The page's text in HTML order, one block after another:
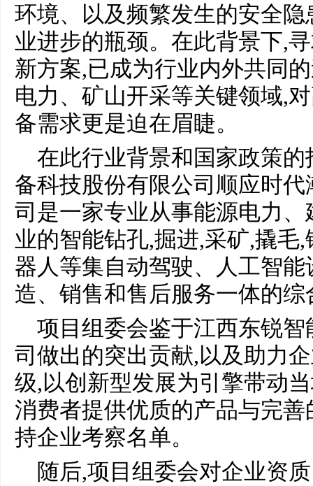
环境、以及频繁发生的安全
业进步的瓶颈。在此背景下,
新方案,已成为行业内外共同
电力、矿山开采等关键领域,
备需求更是迫在眉睫。
在此行业背景和国家政策
备科技股份有限公司顺应时代
司是一家专业从事能源电力
业的智能钻孔,掘进,采矿,撬毛
器人等集自动驾驶、人工智
造、销售和售后服务一体的综
项目组委会鉴于江西东锐
司做出的突出贡献,以及助力
级,以创新型发展为引擎带动
消费者提供优质的产品与完
持企业考察名单。
随后,项目组委会对企业资